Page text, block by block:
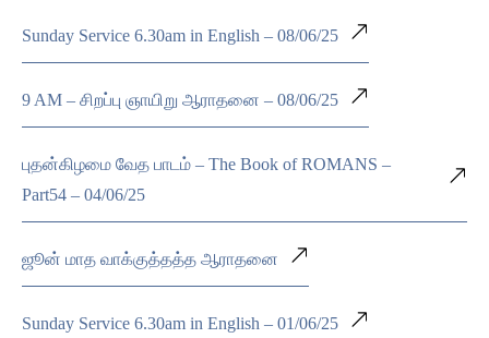
Sunday Service 6.30am in English – 08/06/25
9 AM – சிறப்பு ஞாயிறு ஆராதனை – 08/06/25
புதன்கிழமை வேத பாடம் – The Book of ROMANS –
Part54 – 04/06/25
ஜூன் மாத வாக்குத்தத்த ஆராதனை
Sunday Service 6.30am in English – 01/06/25